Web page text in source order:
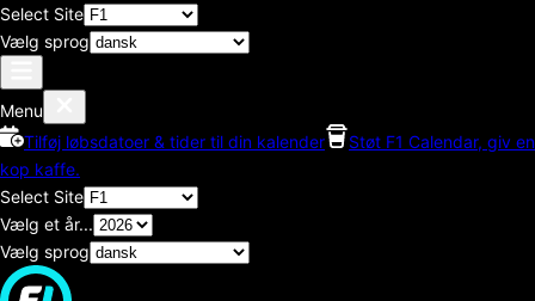
Select Site
Vælg sprog
Menu
Tilføj løbsdatoer & tider til din kalender
Støt F1 Calendar, giv en
kop kaffe.
Select Site
Vælg et år...
Vælg sprog